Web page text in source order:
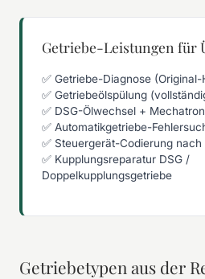
Getriebe-Leistungen für
✅ Getriebe-Diagnose
✅ Getriebeölspülung
✅ DSG-Ölwechsel +
✅ Automatikgetriebe-
✅ Steuergerät-Codierung
✅ Kupplungsreparatur DSG /
Doppelkupplungsgetriebe
Getriebetypen aus der